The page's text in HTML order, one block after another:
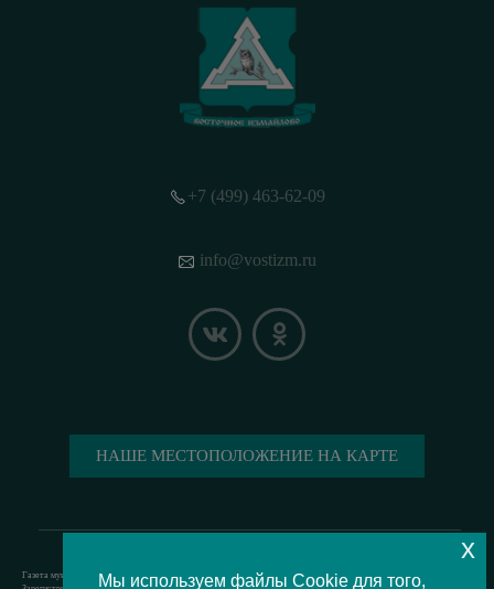
+7 (499) 463-62-09
info@vostizm.ru
НАШЕ МЕСТОПОЛОЖЕНИЕ НА КАРТЕ
Газета муниципального округа Восточное Измайлово.
Мы используем файлы Cookie для того,
x